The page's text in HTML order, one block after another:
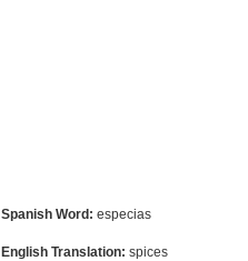
Spanish Word: especias
English Translation: spices